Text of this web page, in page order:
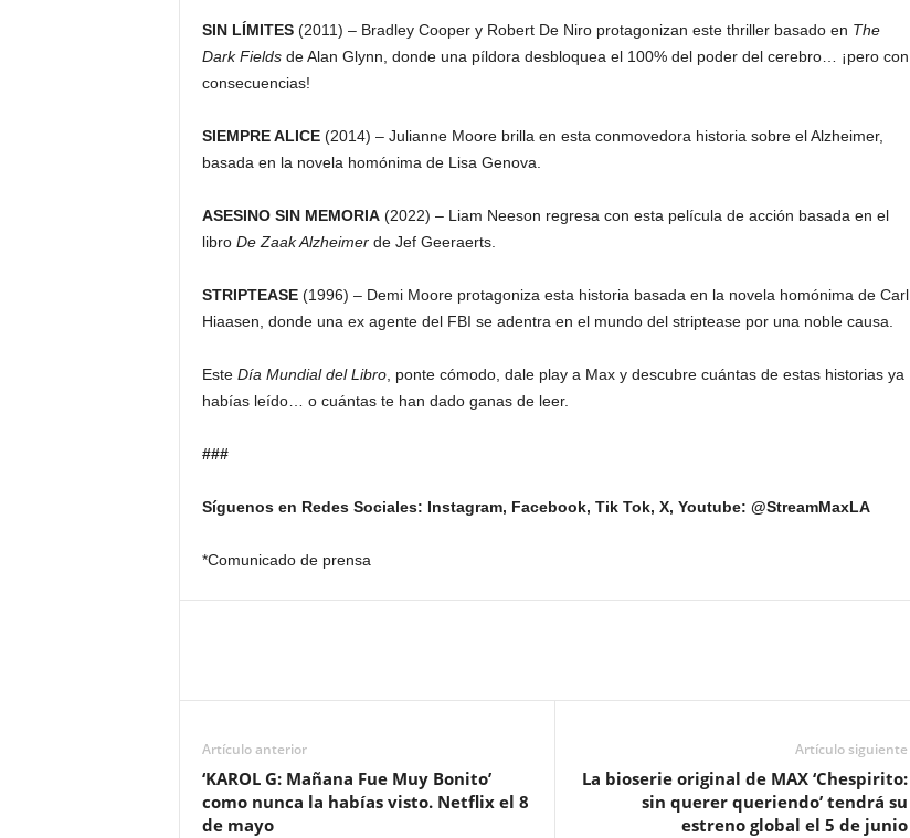
SIN LÍMITES(2011) – Bradley Cooper y Robert De Niro protagonizan este thriller basado en The
Dark Fieldsde Alan Glynn, donde una píldora desbloquea el 100% del poder del cerebro… ¡pero con
consecuencias!
SIEMPRE ALICE(2014) – Julianne Moore brilla en esta conmovedora historia sobre el Alzheimer,
basada en la novela homónima de Lisa Genova.
ASESINO SIN MEMORIA(2022) – Liam Neeson regresa con esta película de acción basada en el
libro De Zaak Alzheimerde Jef Geeraerts.
STRIPTEASE(1996) – Demi Moore protagoniza esta historia basada en la novela homónima de Carl
Hiaasen, donde una ex agente del FBI se adentra en el mundo del striptease por una noble causa.
Este Día Mundial del Libro, ponte cómodo, dale play a Max y descubre cuántas de estas historias ya
habías leído… o cuántas te han dado ganas de leer.
###
Síguenos en Redes Sociales: Instagram, Facebook, Tik Tok, X, Youtube: @StreamMaxLA
*Comunicado de prensa
Artículo anterior
‘KAROL G: Mañana Fue Muy Bonito’
como nunca la habías visto. Netflix el 8
de mayo
Artículo siguiente
La bioserie original de MAX ‘Chespirito:
sin querer queriendo’ tendrá su
estreno global el 5 de junio